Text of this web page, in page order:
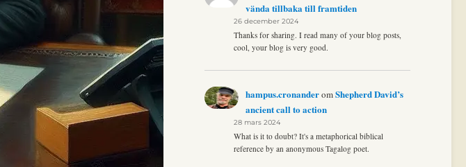
vända tillbaka till framtiden
26 december 2024
Thanks for sharing. I read many of your blog posts,
cool, your blog is very good.
hampus.cronanderomShepherd David’s
ancient call to action
28 mars 2024
What is it to doubt? It's a metaphorical biblical
reference by an anonymous Tagalog poet.